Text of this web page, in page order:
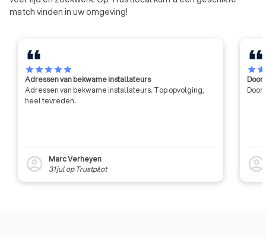
match vinden in uw omgeving!
starstarstarstarstar
Adressen van bekwame installateurs
Adressen van bekwame installateurs. Top opvolging,
heel tevreden.
account_circle
Marc Verheyen
31 julop Trustpilot
starstar
Door
Door
account_circle